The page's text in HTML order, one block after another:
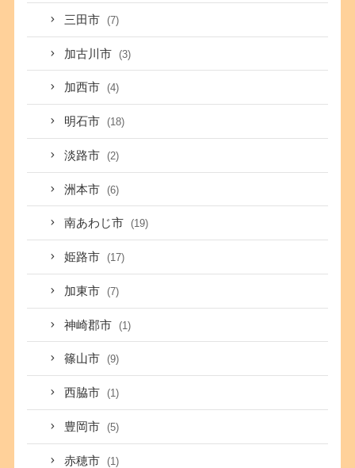
三田市 (7)
加古川市 (3)
加西市 (4)
明石市 (18)
淡路市 (2)
洲本市 (6)
南あわじ市 (19)
姫路市 (17)
加東市 (7)
神崎郡市 (1)
篠山市 (9)
西脇市 (1)
豊岡市 (5)
赤穂市 (1)